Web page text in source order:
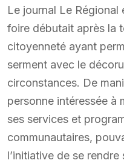
Le journal Le
foire débutait après la
citoyenneté ayant
serment avec le
circonstances. De
personne intéressée à
ses services et
communautaires,
l’initiative de se